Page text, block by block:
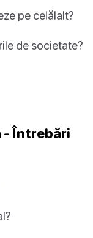
pe celălalt?
de societate?
- Întrebări